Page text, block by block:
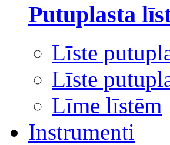
Putuplasta
Līste
Līste
Līme līstēm
Instrumenti